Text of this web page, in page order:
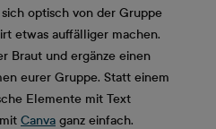
optisch von der Gruppe
etwas auffälliger machen.
Braut und ergänze einen
eurer Gruppe. Statt einem
Elemente mit Text
Canva ganz einfach.